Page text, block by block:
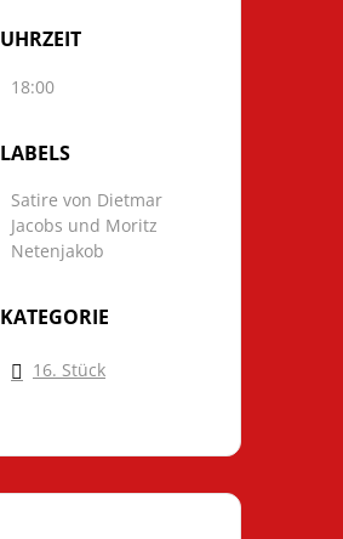
UHRZEIT
18:00
LABELS
Satire von Dietmar
Jacobs und Moritz
Netenjakob
KATEGORIE
16. Stück